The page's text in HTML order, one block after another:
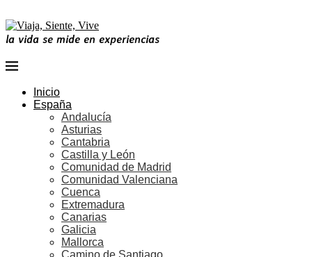
la vida se mide en experiencias
Inicio
España
Andalucía
Asturias
Cantabria
Castilla y León
Comunidad de Madrid
Comunidad Valenciana
Cuenca
Extremadura
Canarias
Galicia
Mallorca
Camino de Santiago